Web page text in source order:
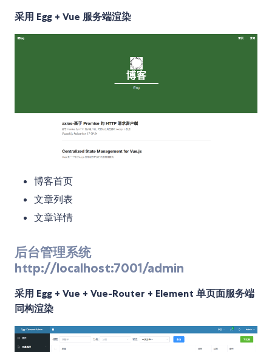
采用 Egg + Vue 服务端渲染
博客首页
文章列表
文章详情
后台管理系统
http://localhost:7001/admin
采用 Egg + Vue + Vue-Router + Element 单页面服务端
同构渲染